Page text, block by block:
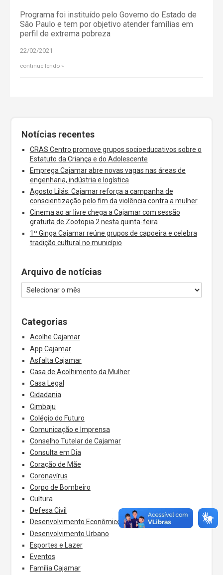
Programa foi instituído pelo Governo do Estado de
São Paulo e tem por objetivo atender famílias em
perfil de extrema pobreza
22/02/2021
continue lendo
Notícias recentes
CRAS Centro promove grupos socioeducativos sobre o
Estatuto da Criança e do Adolescente
Emprega Cajamar abre novas vagas nas áreas de
engenharia, indústria e logística
Agosto Lilás: Cajamar reforça a campanha de
conscientização pelo fim da violência contra a mulher
Cinema ao ar livre chega a Cajamar com sessão
gratuita de Zootopia 2 nesta quinta-feira
1º Ginga Cajamar reúne grupos de capoeira e celebra
tradição cultural no município
Arquivo de notícias
Categorias
Acolhe Cajamar
App Cajamar
Asfalta Cajamar
Casa de Acolhimento da Mulher
Casa Legal
Cidadania
Cimbaju
Colégio do Futuro
Comunicação e Imprensa
Conselho Tutelar de Cajamar
Consulta em Dia
Coração de Mãe
Coronavírus
Corpo de Bombeiro
Cultura
Defesa Civil
Desenvolvimento Econômico
Desenvolvimento Urbano
Esportes e Lazer
Eventos
Família Cajamar